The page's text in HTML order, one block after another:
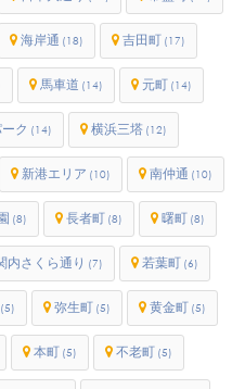
海岸通 (18) 吉田町 (17)
馬車道 (14) 元町 (14)
ク (14) 横浜三塔 (12)
新港エリア (10) 南仲通 (10)
(8) 長者町 (8) 曙町 (8)
内さくら通り (7) 若葉町 (6)
(5) 弥生町 (5) 黄金町 (5)
本町 (5) 不老町 (5)